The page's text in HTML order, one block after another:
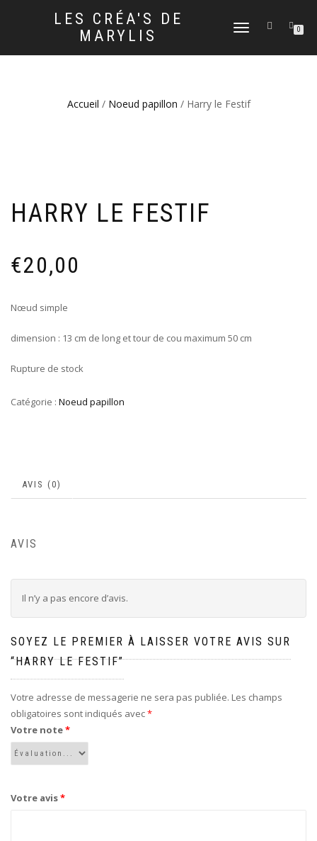
LES CRÉA'S DE
MARYLIS
DÉPLIER
NAVIGATION
0
Accueil / Noeud papillon / Harry le Festif
HARRY LE FESTIF
€20,00
Nœud simple
dimension : 13 cm de long et tour de cou maximum 50 cm
Rupture de stock
Catégorie : Noeud papillon
AVIS (0)
AVIS
Il n’y a pas encore d’avis.
SOYEZ LE PREMIER À LAISSER VOTRE AVIS SUR
“HARRY LE FESTIF”
Votre adresse de messagerie ne sera pas publiée. Les champs
obligatoires sont indiqués avec*
Votre note*
Votre avis*